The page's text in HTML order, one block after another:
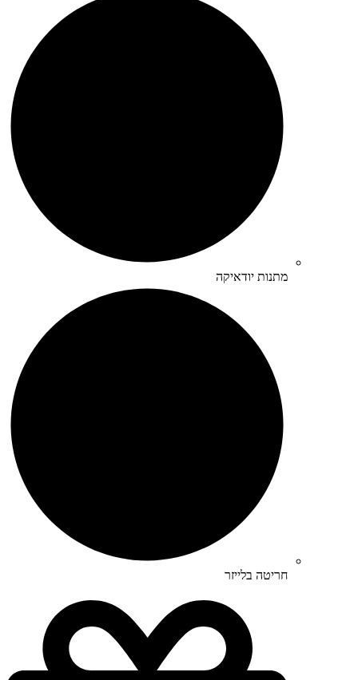
מתנות יודאיקה
חריטה בלייזר